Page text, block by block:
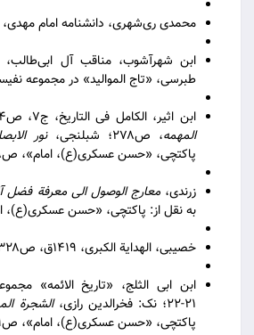
محمدی ری‌شهری، دانشنامه امام مهدی، ۱۳۹۳ش، ج۲، ص۱۹۴.
طبرسی، «تاج الموالید» در مجموعه نفیسه، ۱۳۹۶ق،
ابن اثیر، الکامل فی التاریخ، ج۷، ص۲۷۴؛ ابن صباغ،
المهمه، ص۲۷۸؛ شبلنجی، نور
پاکتچی، «حسن عسکری(ع)، امام»، ص۶۱۸.
زرندی،معارج الوصول الی معرفة
به نقل از: پاکتچی، «حسن عسکری(ع)،
خصیبی، الهدایة الکبری، ۱۴۱۹ق، ص۳۲۸.
۲۱-۲۲؛ نک: فخرالدین رازی،
الشجرة
پاکتچی، «حسن عسکری(ع)، امام»، ص۶۱۹.